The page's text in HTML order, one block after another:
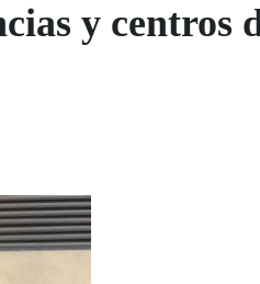
y centros